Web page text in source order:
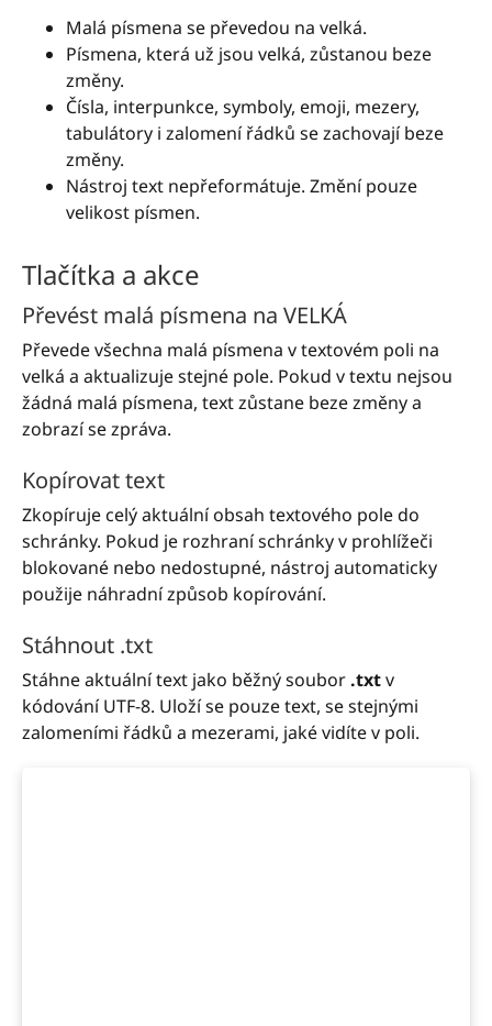
Malá písmena se převedou na velká.
Písmena, která už jsou velká, zůstanou beze
změny.
Čísla, interpunkce, symboly, emoji, mezery,
tabulátory i zalomení řádků se zachovají beze
změny.
Nástroj text nepřeformátuje. Změní pouze
velikost písmen.
Tlačítka a akce
Převést malá písmena na VELKÁ
Převede všechna malá písmena v textovém poli na
velká a aktualizuje stejné pole. Pokud v textu nejsou
žádná malá písmena, text zůstane beze změny a
zobrazí se zpráva.
Kopírovat text
Zkopíruje celý aktuální obsah textového pole do
schránky. Pokud je rozhraní schránky v prohlížeči
blokované nebo nedostupné, nástroj automaticky
použije náhradní způsob kopírování.
Stáhnout .txt
Stáhne aktuální text jako běžný soubor .txtv
kódování UTF-8. Uloží se pouze text, se stejnými
zalomeními řádků a mezerami, jaké vidíte v poli.